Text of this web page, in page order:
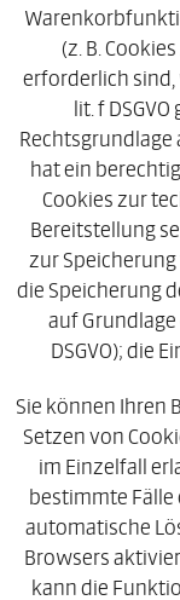
(z. B.
erforderlich sind,
lit. f
hat ein
Cookies zur
Bereitstellung
zur
die Speicherung
auf Grundlage
DSGVO); die
Sie können Ihren
Setzen von
im Einzelfall
bestimmte Fälle
automatische
Browsers
kann die